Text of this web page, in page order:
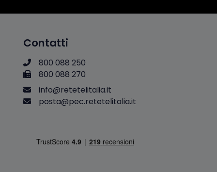
Contatti
800 088 250
800 088 270
info@retetelitalia.it
posta@pec.retetelitalia.it